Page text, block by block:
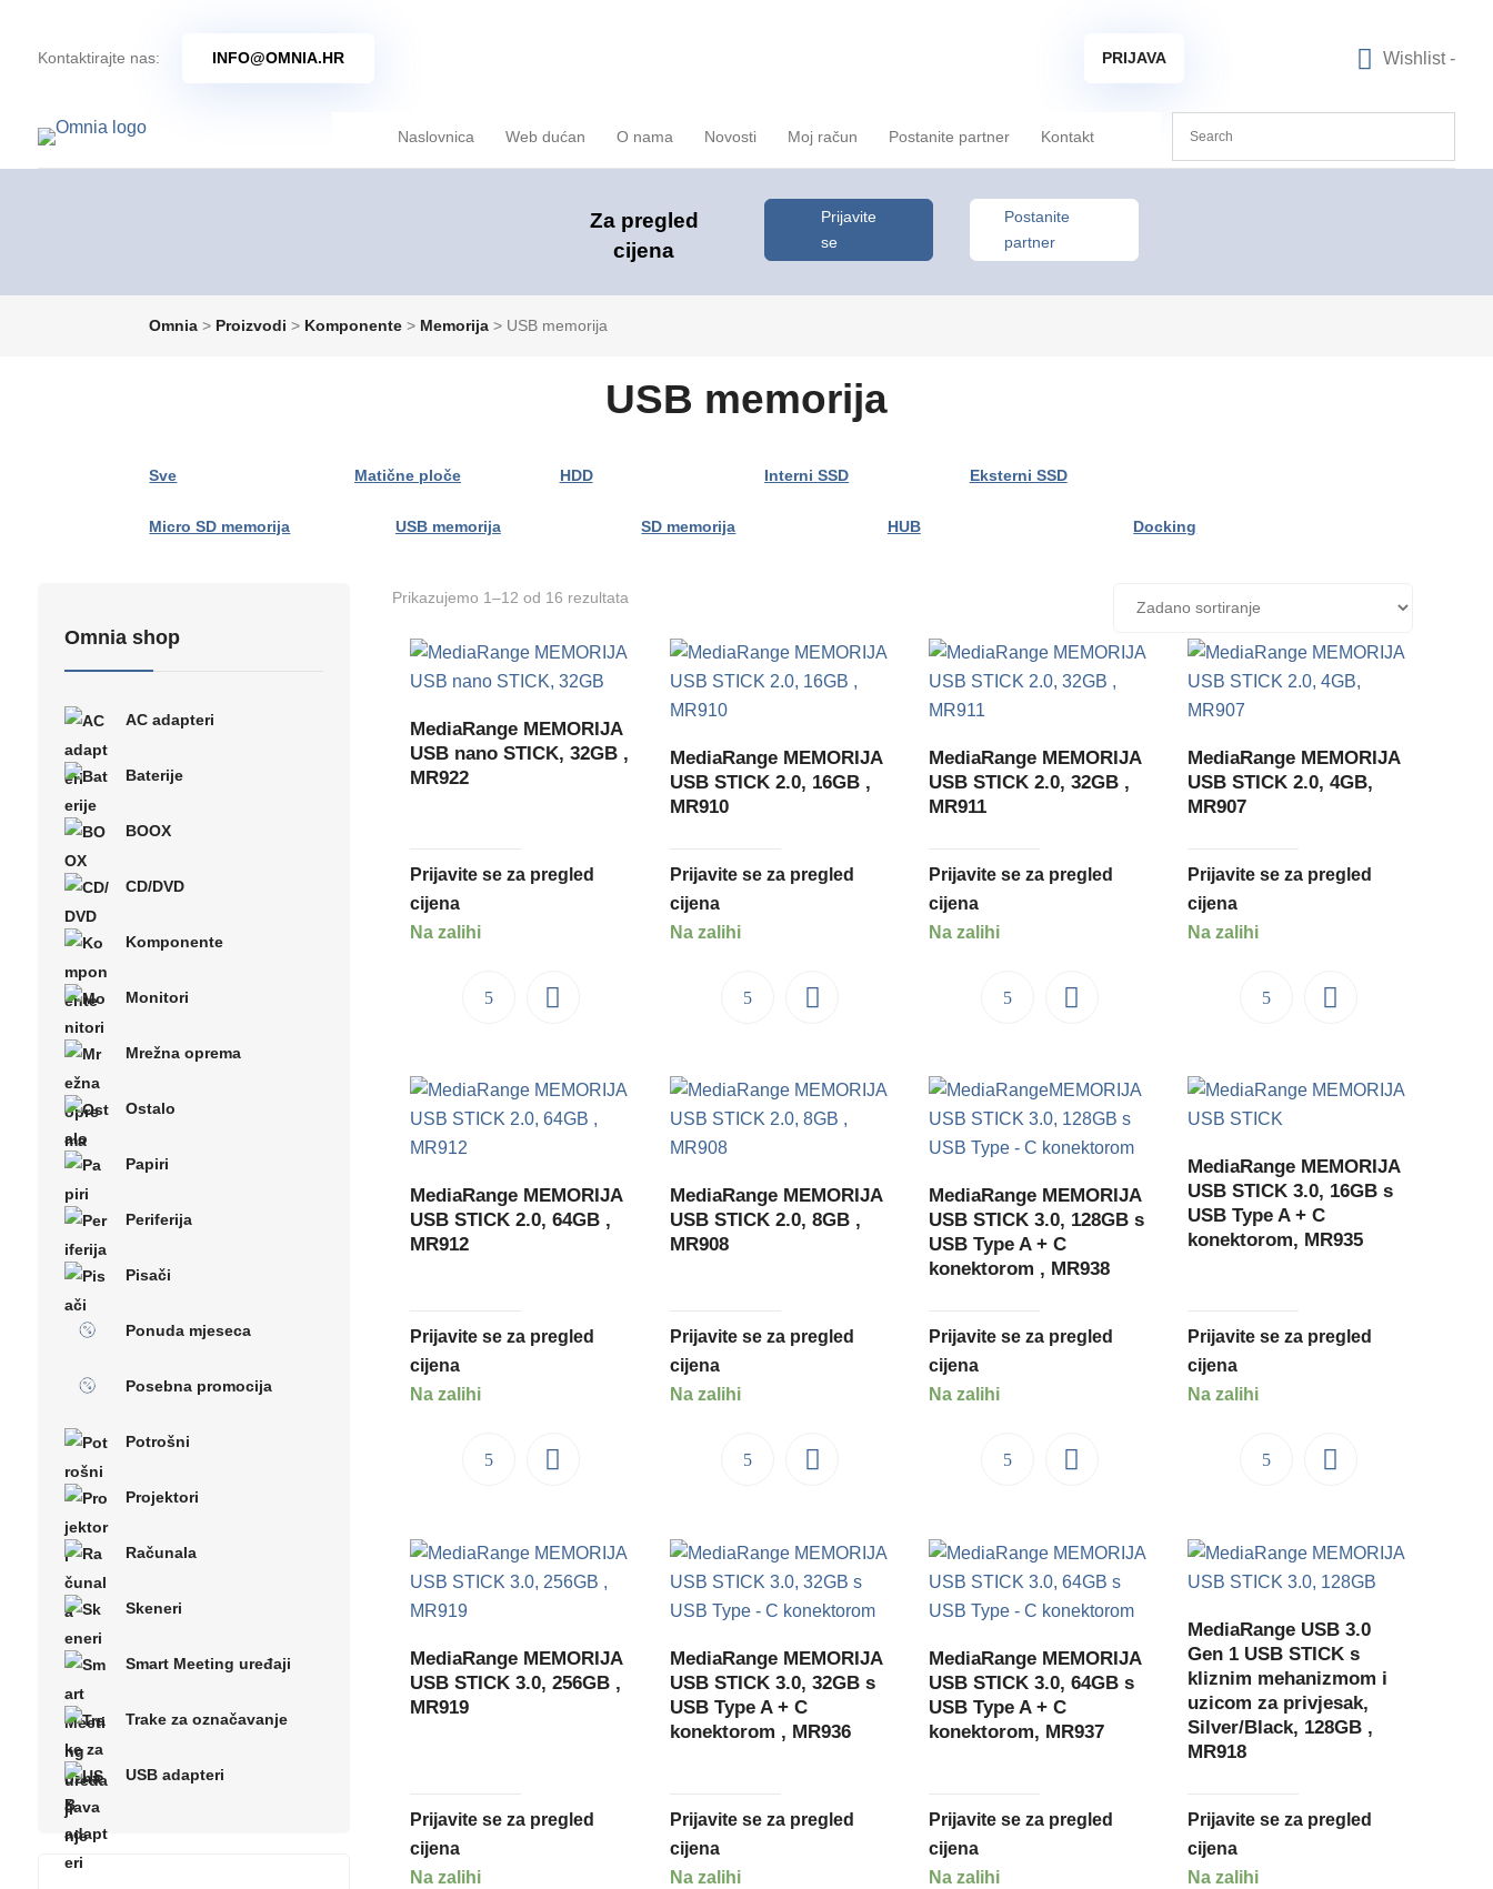
Kontaktirajte nas: INFO@OMNIA.HR PRIJAVA Wishlist -
Naslovnica Web dućan O nama Novosti Moj račun Postanite partner Kontakt
Za pregled
cijena
Prijavite
se
Postanite
partner
Omnia > Proizvodi > Komponente > Memorija > USB memorija
USB memorija
Sve Matične ploče HDD Interni SSD Eksterni SSD
Micro SD memorija USB memorija SD memorija HUB Docking
Prikazujemo 1–12 od 16 rezultata
MediaRange MEMORIJA
USB nano STICK, 32GB ,
MR922
Prijavite se za pregled
cijena
Na zalihi
MediaRange MEMORIJA
USB STICK 2.0, 16GB ,
MR910
Prijavite se za pregled
cijena
Na zalihi
MediaRange MEMORIJA
USB STICK 2.0, 32GB ,
MR911
Prijavite se za pregled
cijena
Na zalihi
MediaRange MEMORIJA
USB STICK 2.0, 4GB,
MR907
Prijavite se za pregled
cijena
Na zalihi
MediaRange MEMORIJA
USB STICK 2.0, 64GB ,
MR912
Prijavite se za pregled
cijena
Na zalihi
MediaRange MEMORIJA
USB STICK 2.0, 8GB ,
MR908
Prijavite se za pregled
cijena
Na zalihi
MediaRange MEMORIJA
USB STICK 3.0, 128GB s
USB Type A + C
konektorom , MR938
Prijavite se za pregled
cijena
Na zalihi
MediaRange MEMORIJA
USB STICK 3.0, 16GB s
USB Type A + C
konektorom, MR935
Prijavite se za pregled
cijena
Na zalihi
MediaRange MEMORIJA
USB STICK 3.0, 256GB ,
MR919
Prijavite se za pregled
cijena
Na zalihi
MediaRange MEMORIJA
USB STICK 3.0, 32GB s
USB Type A + C
konektorom , MR936
Prijavite se za pregled
cijena
Na zalihi
MediaRange MEMORIJA
USB STICK 3.0, 64GB s
USB Type A + C
konektorom, MR937
Prijavite se za pregled
cijena
Na zalihi
MediaRange USB 3.0
Gen 1 USB STICK s
kliznim mehanizmom i
uzicom za privjesak,
Silver/Black, 128GB ,
MR918
Prijavite se za pregled
cijena
Na zalihi
Omnia shop
AC adapteri
Baterije
BOOX
CD/DVD
Komponente
Monitori
Mrežna oprema
Ostalo
Papiri
Periferija
Pisači
Ponuda mjeseca
Posebna promocija
Potrošni
Projektori
Računala
Skeneri
Smart Meeting uređaji
Trake za označavanje
USB adapteri